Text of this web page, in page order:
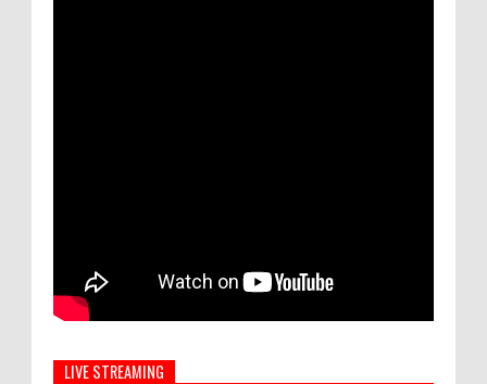
LIVE STREAMING